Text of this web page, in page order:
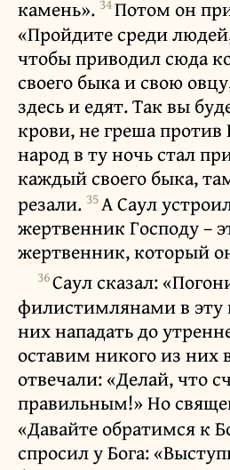
камень». 34Потом он
«Пройдите среди
чтобы приводил сюда
своего быка и свою
здесь и едят. Так вы
крови, не греша против
народ в ту ночь стал
каждый своего быка,
резали. 35А Саул
жертвенник Господу –
жертвенник, который
36Саул сказал:
филистимлянами в эту
них нападать до
оставим никого из
отвечали: «Делай, что
правильным!» Но
«Давайте обратимся к
спросил у Бога: